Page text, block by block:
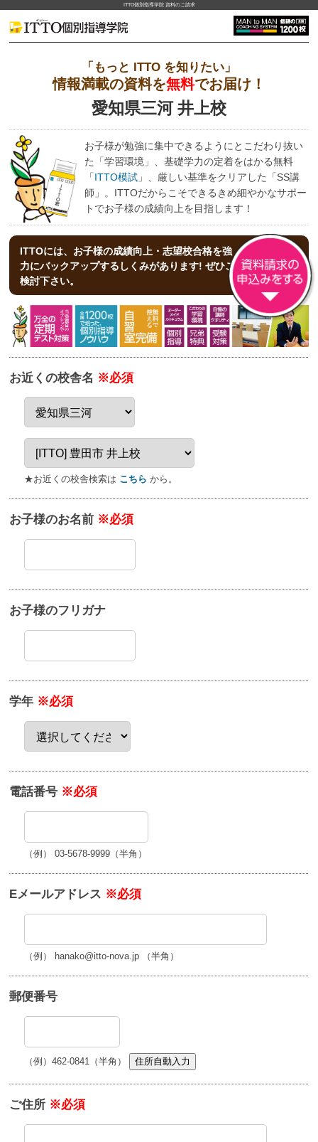
ITTO個別指導学院 資料のご請求
「もっと ITTO を知りたい」
情報満載の資料を無料でお届け！
愛知県三河 井上校
お子様が勉強に集中できるようにとこだわり抜い
た「学習環境」、基礎学力の定着をはかる無料
「ITTO模試」、厳しい基準をクリアした「SS講
師」。ITTOだからこそできるきめ細やかなサポー
トでお子様の成績向上を目指します！
ITTOには、お子様の成績向上・志望校合格を強
力にバックアップする しくみがあります! ぜひご
検討下さい。
お近くの校舎名 ※必須
★お近くの校舎検索は こちら から。
お子様のお名前 ※必須
お子様のフリガナ
学年 ※必須
電話番号 ※必須
（例） 03-5678-9999（半角）
Eメールアドレス ※必須
（例） hanako@itto-nova.jp （半角）
郵便番号
（例）462-0841（半角） 住所自動入力
ご住所 ※必須